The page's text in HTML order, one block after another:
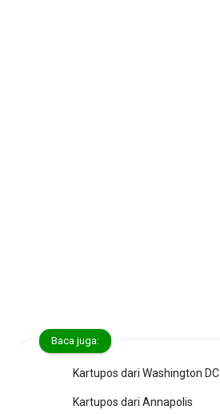
Baca juga:
Kartupos dari Washington DC
Kartupos dari Annapolis